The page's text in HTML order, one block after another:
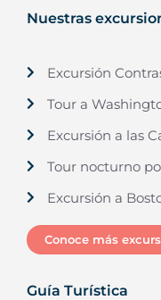
Nuestras
Excursión
Tour a
Excursión a las
Tour nocturno
Excursión a
Conoce más
Guía Turística